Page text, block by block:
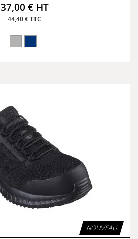
37,00 € HT
44,40 € TTC
NOUVEAU